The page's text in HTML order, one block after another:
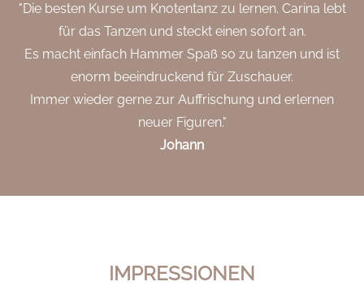
"Die besten Kurse um Knotentanz zu lernen. Carina lebt
für das Tanzen und steckt einen sofort an.
Es macht einfach Hammer Spaß so zu tanzen und ist
enorm beeindruckend für Zuschauer.
Immer wieder gerne zur Auffrischung und erlernen
neuer Figuren."
Johann
IMPRESSIONEN